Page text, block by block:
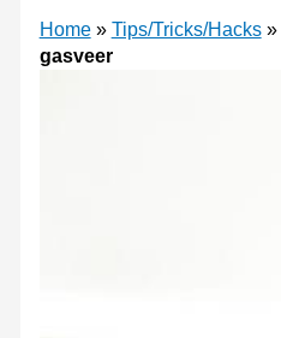
Home» Tips/Tricks/Hacks»
gasveer